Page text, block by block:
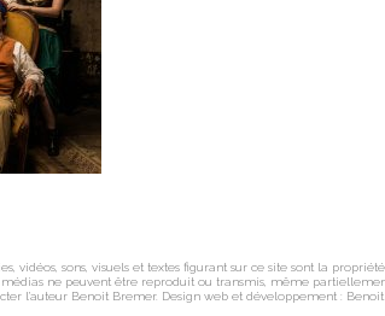
vidéos, sons, visuels et textes figurant sur ce site sont la
ne peuvent être reproduit ou transmis, même
l’auteur Benoit Bremer. Design web et développement : Benoit